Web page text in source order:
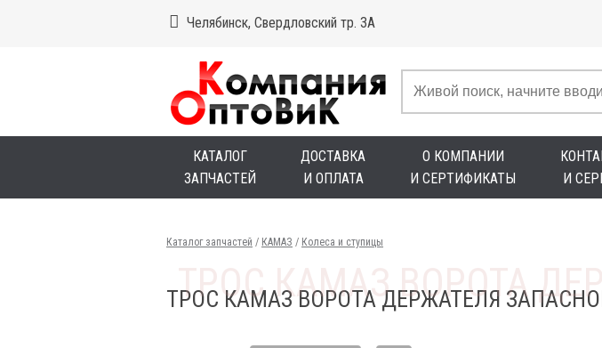
Челябинск, Свердловский тр. 3А
КАТАЛОГ
ЗАПЧАСТЕЙ
ДОСТАВКА
И ОПЛАТА
О КОМПАНИИ
И СЕРТИФИКАТЫ
И
Каталог запчастей / КАМАЗ / Колеса и ступицы
ТРОС КАМАЗ ВОРОТА ДЕРЖАТЕЛЯ